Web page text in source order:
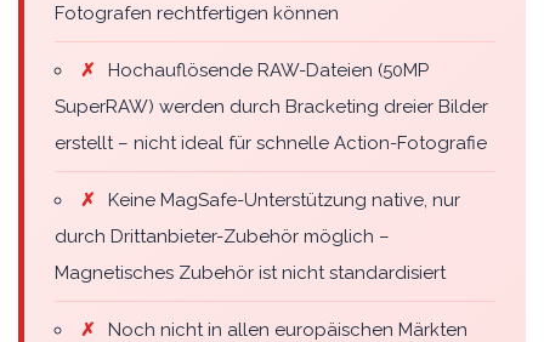
Fotografen rechtfertigen können
✗
Hochauflösende RAW-Dateien (50MP
SuperRAW) werden durch Bracketing dreier Bilder
erstellt – nicht ideal für schnelle Action-Fotografie
✗
Keine MagSafe-Unterstützung native, nur
durch Drittanbieter-Zubehör möglich –
Magnetisches Zubehör ist nicht standardisiert
✗
Noch nicht in allen europäischen Märkten